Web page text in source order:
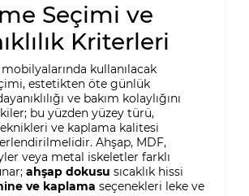
Seçimi ve
Kriterleri
kullanılacak
estetikten öte günlük
ve bakım kolaylığını
bu yüzden yüzey türü,
ve kaplama kalitesi
Ahşap, MDF,
veya metal iskeletler farklı
ahşap dokusu sıcaklık hissi
ve kaplama seçenekleri leke ve